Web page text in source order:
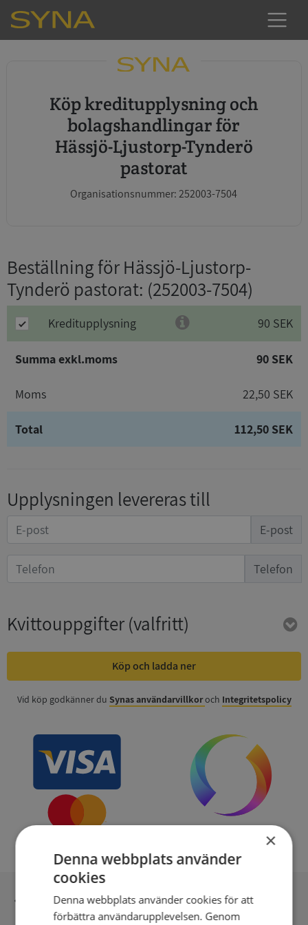
Köp kreditupplysning och
bolagshandlingar för
Hässjö-Ljustorp-Tynderö
pastorat
Organisationsnummer: 252003-7504
Beställning för Hässjö-Ljustorp-
Tynderö pastorat: (252003-7504)
Kreditupplysning 90 SEK
Summa exkl.moms 90 SEK
Moms 22,50 SEK
Total 112,50 SEK
Upplysningen levereras till
E-post
Telefon
Kvittouppgifter(valfritt)
Köp och ladda ner
Vid köp godkänner du Synas användarvillkoroch Integritetspolicy
Inga kopior till omfrågad
×
Denna webbplats använder
cookies
Denna webbplats använder cookies för att
förbättra användarupplevelsen. Genom